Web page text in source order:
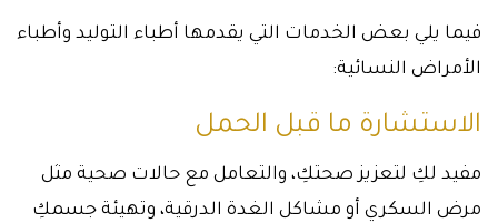
فيما يلي بعض الخدمات التي يقدمها أطباء التوليد وأطباء
الأمراض النسائية:
الاستشارة ما قبل الحمل
مفيد لكِ لتعزيز صحتكِ، والتعامل مع حالات صحية مثل
مرض السكري أو مشاكل الغدة الدرقية، وتهيئة جسمكِ